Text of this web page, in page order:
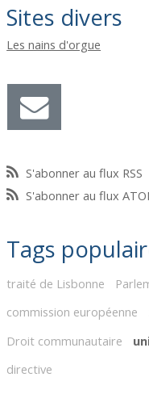
Sites divers
Les nains d'orgue
S'abonner au flux RSS
S'abonner au flux
Tags
traité de Lisbonne
commission européenne
Droit communautaire
directive